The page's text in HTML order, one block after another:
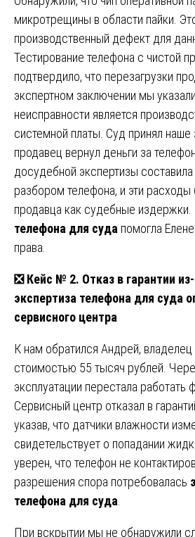
микротрещины в области пайки.
производственный дефект для
Тестирование телефона с чистой
подтвердило, что перезагрузки
экспертном заключении мы
неисправности является
системной платы. Суд принял наше
продавец вернул деньги за
досудебной экспертизы
разбором телефона, и эти
продавца как судебные
телефона для суда помогла
права.
❎Кейс № 2. Отказ в гарантии из-
экспертиза телефона для суда
сервисного центра
К нам обратился Андрей, владелец
стоимостью 55 тысяч рублей.
эксплуатации перестала работать
Сервисный центр отказал в
указав, что датчики влажности
свидетельствует о попадании
уверен, что телефон не
разрешения спора потребовалась
телефона для суда
При вскрытии мы не обнаружили